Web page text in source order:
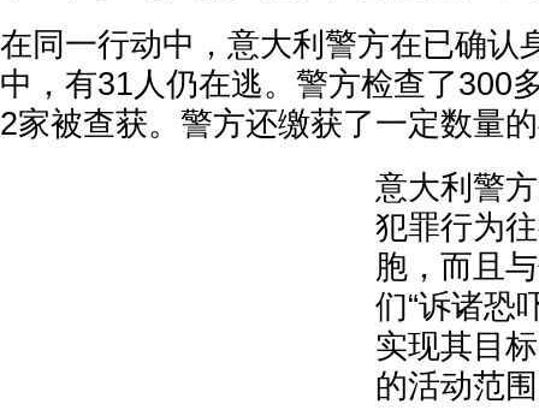
在同一行动中，意大利警方在已确认
中，有31人仍在逃。警方检查了300
2家被查获。警方还缴获了一定数量
意大利警
犯罪行为
胞，而且
们“诉诸恐
实现其目
的活动范